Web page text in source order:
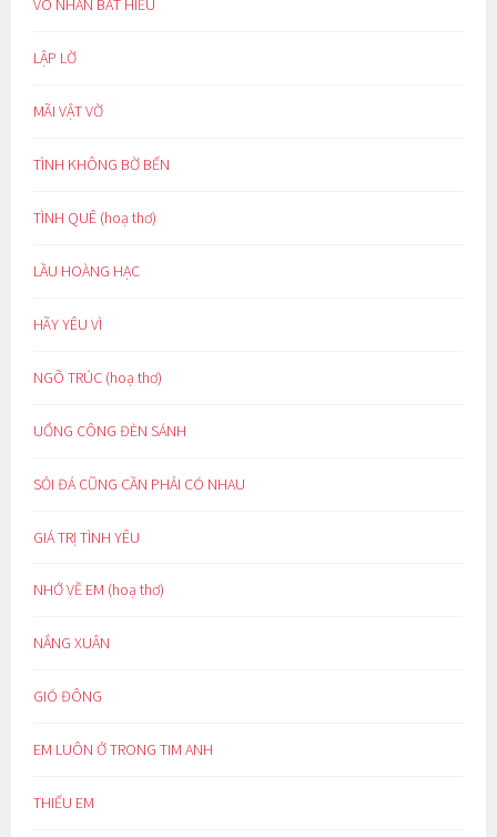
VÔ NHÂN BẤT HIẾU
LẬP LỜ
MÃI VẬT VỜ
TÌNH KHÔNG BỜ BẾN
TÌNH QUÊ (hoạ thơ)
LẦU HOÀNG HẠC
HÃY YÊU VÌ
NGÕ TRÚC (hoạ thơ)
UỔNG CÔNG ĐÈN SÁNH
SỎI ĐÁ CŨNG CẦN PHẢI CÓ NHAU
GIÁ TRỊ TÌNH YÊU
NHỚ VỀ EM (hoạ thơ)
NẮNG XUÂN
GIÓ ĐÔNG
EM LUÔN Ở TRONG TIM ANH
THIẾU EM